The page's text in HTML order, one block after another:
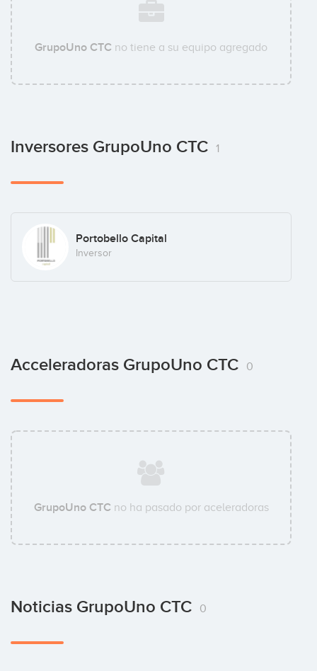
GrupoUno CTC no tiene a su equipo agregado
Inversores GrupoUno CTC 1
Portobello Capital
Inversor
Acceleradoras GrupoUno CTC 0
GrupoUno CTC no ha pasado por aceleradoras
Noticias GrupoUno CTC 0